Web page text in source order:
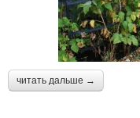
читать дальше →